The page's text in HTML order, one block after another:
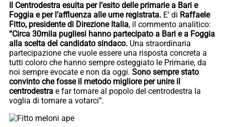
Il Centrodestra esulta per l’esito delle primarie a Bari e
Foggia e per l’affluenza alle urne registrata. E’ di Raffaele
Fitto, presidente di Direzione Italia, il commento analitico:
“Circa 30mila pugliesi hanno partecipato a Bari e a Foggia
alla scelta del candidato sindaco. Una straordinaria
partecipazione che vuole essere una risposta concreta a
tutti coloro che hanno sempre osteggiato le Primarie, da
noi sempre evocate e non da oggi. Sono sempre stato
convinto che fosse il metodo migliore per unire il
centrodestra e far tornare al popolo del centrodestra la
voglia di tornare a votarci”.